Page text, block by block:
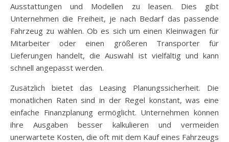
Ausstattungen und Modellen zu leasen. Dies gibt
Unternehmen die Freiheit, je nach Bedarf das passende
Fahrzeug zu wählen. Ob es sich um einen Kleinwagen für
Mitarbeiter oder einen größeren Transporter für
Lieferungen handelt, die Auswahl ist vielfältig und kann
schnell angepasst werden.
Zusätzlich bietet das Leasing Planungssicherheit. Die
monatlichen Raten sind in der Regel konstant, was eine
einfache Finanzplanung ermöglicht. Unternehmen können
ihre Ausgaben besser kalkulieren und vermeiden
unerwartete Kosten, die oft mit dem Kauf eines Fahrzeugs